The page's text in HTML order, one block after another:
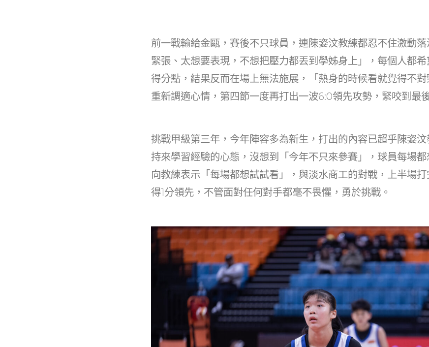
前一戰輸給金甌，賽後不只球員，連陳姿汶教練都忍不住激動
緊張、太想要表現，不想把壓力都丟到學姊身上」，每個人都
得分點，結果反而在場上無法施展，「熱身的時候看就覺得不
重新調適心情，第四節一度再打出一波6:0領先攻勢，緊咬到最
挑戰甲級第三年，今年陣容多為新生，打出的內容已超乎陳姿
持來學習經驗的心態，沒想到「今年不只來參賽」，球員每場
向教練表示「每場都想試試看」，與淡水商工的對戰，上半場
得1分領先，不管面對任何對手都毫不畏懼，勇於挑戰。